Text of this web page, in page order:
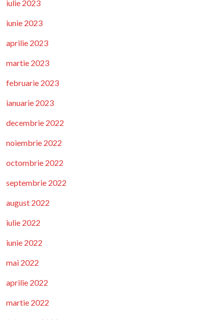
iulie 2023
iunie 2023
aprilie 2023
martie 2023
februarie 2023
ianuarie 2023
decembrie 2022
noiembrie 2022
octombrie 2022
septembrie 2022
august 2022
iulie 2022
iunie 2022
mai 2022
aprilie 2022
martie 2022